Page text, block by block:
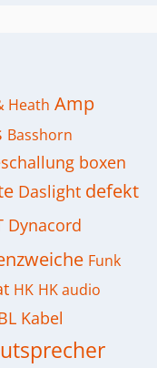
Heath Amp
Basshorn
boxen
Daslight defekt
Dynacord
Funk
HK HK audio
Kabel